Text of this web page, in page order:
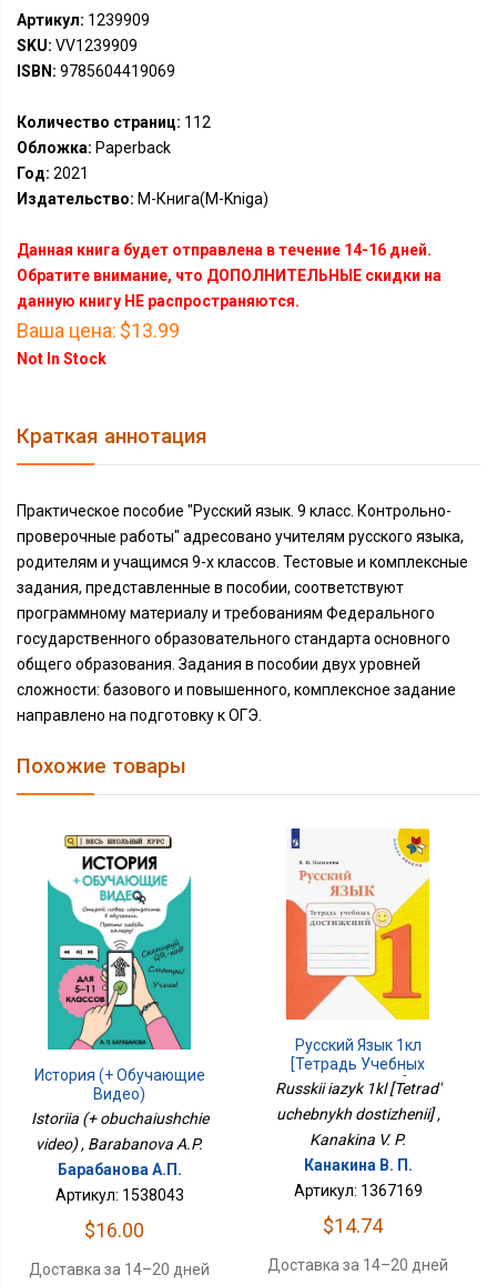
Артикул: 1239909
SKU: VV1239909
ISBN: 9785604419069
Количество страниц: 112
Обложка: Paperback
Год: 2021
Издательство: М-Книга(M-Kniga)
Данная книга будет отправлена в течение 14-16 дней.
Обратите внимание, что ДОПОЛНИТЕЛЬНЫЕ скидки на
данную книгу НЕ распространяются.
Ваша цена: $13.99
Not In Stock
Краткая аннотация
Практическое пособие "Русский язык. 9 класс. Контрольно-
проверочные работы" адресовано учителям русского языка,
родителям и учащимся 9-х классов. Тестовые и комплексные
задания, представленные в пособии, соответствуют
программному материалу и требованиям Федерального
государственного образовательного стандарта основного
общего образования. Задания в пособии двух уровней
сложности: базового и повышенного, комплексное задание
направлено на подготовку к ОГЭ.
Похожие товары
История (+ Обучающие
Видео)
Istoriia (+ obuchaiushchie
video) , Barabanova A.P.
Барабанова А.П.
Артикул: 1538043
$16.00
Доставка за 14–20 дней
Русский Язык 1кл
[Тетрадь Учебных
Достижений]
Russkii iazyk 1kl [Tetrad'
uchebnykh dostizhenii] ,
Kanakina V. P.
Канакина В. П.
Артикул: 1367169
$14.74
Доставка за 14–20 дней